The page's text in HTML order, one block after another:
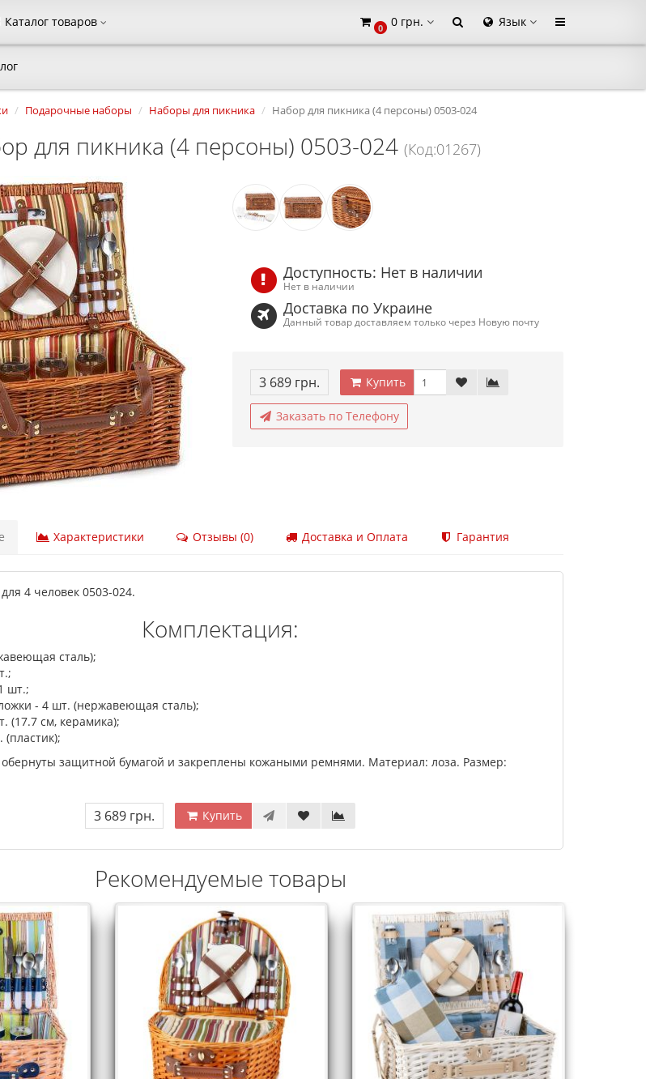
Каталог товаров 0 0 грн. Язык
Подарочные наборы Наборы для пикника Набор для пикника (4 персоны) 0503-024
Українська
для пикника (4 персоны) 0503-024 (Код:01267)
Доступность: Нет в наличии
Нет в наличии
Доставка по Украине
Данный товар доставляем только через Новую почту
3 689 грн. Купить
Заказать по Телефону
Характеристики Отзывы (0) Доставка и Оплата Гарантия
4 человек 0503-024.
Комплектация:
сталь);
шт.;
- 4 шт. (нержавеющая сталь);
(17.7 см, керамика);
обернуты защитной бумагой и закреплены кожаными ремнями. Материал: лоза. Размер:
3 689 грн. Купить
Рекомендуемые товары